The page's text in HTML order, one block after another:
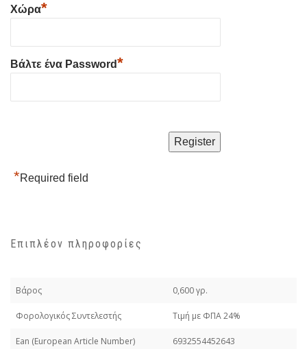
Χώρα*
Βάλτε ένα Password*
*Required field
Επιπλέον πληροφορίες
Βάρος 0,600 γρ.
Φορολογικός Συντελεστής Τιμή με ΦΠΑ 24%
Εan (European Article Number) 6932554452643